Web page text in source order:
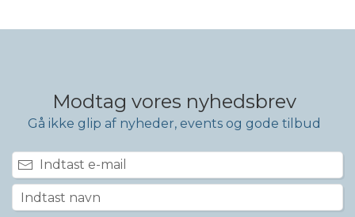
Modtag vores nyhedsbrev
Gå ikke glip af nyheder, events og gode tilbud